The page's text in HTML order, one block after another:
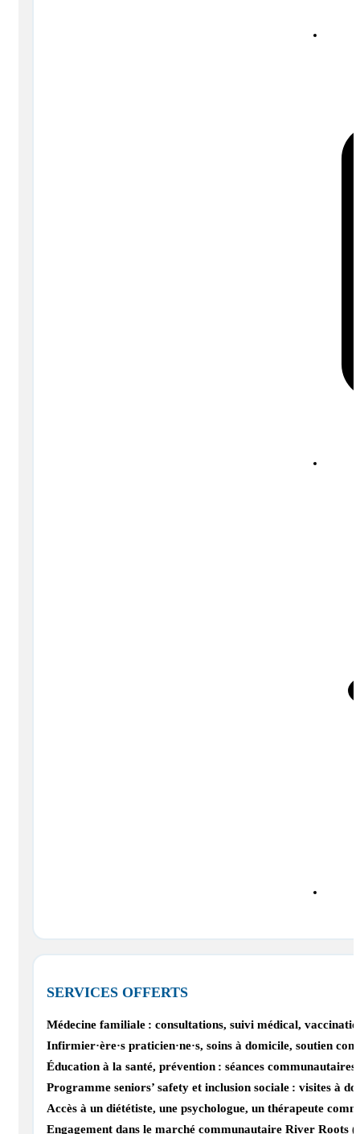
SERVICES OFFERTS
Médecine familiale : consultations, suivi médical,
Infirmier·ère·s praticien·ne·s, soins à domicile, soutien
Éducation à la santé, prévention : séances
Programme seniors’ safety et inclusion sociale : visites à
Accès à un diététiste, une psychologue, un thérapeute
Engagement dans le marché communautaire River Roots